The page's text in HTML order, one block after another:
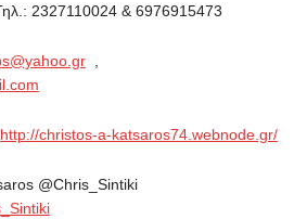
Τηλ.: 2327110024 & 6976915473
,
http://christos-a-katsaros74.webnode.gr/
@Chris_Sintiki